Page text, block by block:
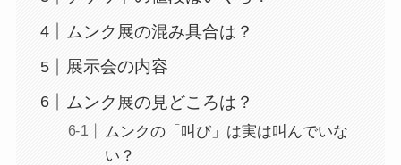
ムンク展の混み具合は？
展示会の内容
ムンク展の見どころは？
ムンクの「叫び」は実は叫んでいな
い？